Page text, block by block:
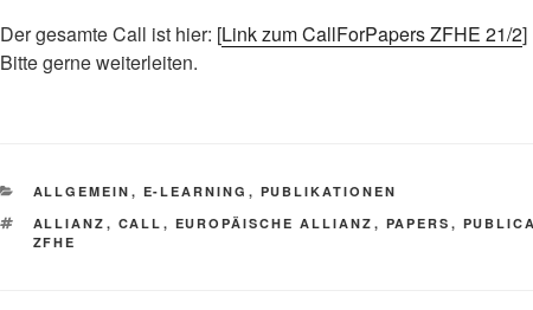
Der gesamte Call ist hier: [Link zum CallForPapers ZFHE 21/2]
Bitte gerne weiterleiten.
KATEGORIEN
ALLGEMEIN , E-LEARNING , PUBLIKATIONEN
SCHLAGWÖRTER
ALLIANZ , CALL , EUROPÄISCHE ALLIANZ , PAPERS ,
ZFHE